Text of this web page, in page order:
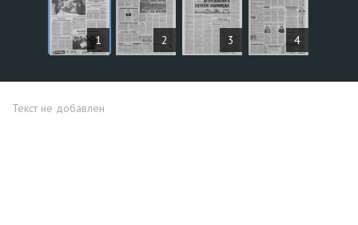
1 2 3 4
СТАТЬИ
Текст не добавлен